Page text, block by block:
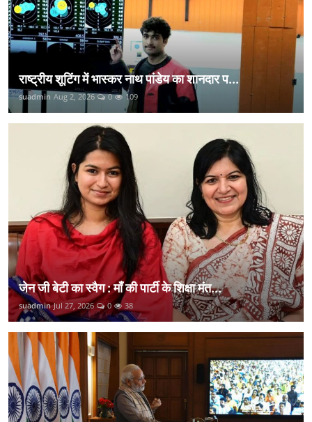
राष्ट्रीय शूटिंग में भास्कर नाथ पांडेय का शानदार प...
suadmin Aug 2, 2026 0 109
जेन जी बेटी का स्वैग : माँ की पार्टी के शिक्षा मंत...
suadmin Jul 27, 2026 0 38